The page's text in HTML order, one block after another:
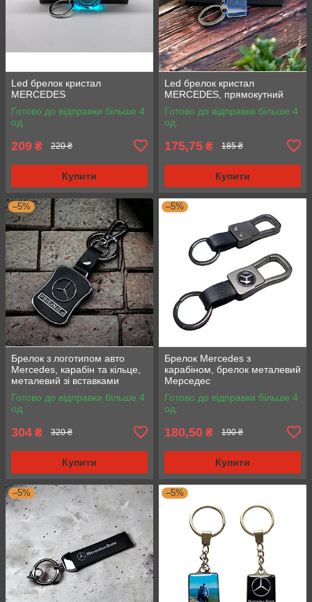
Led брелок кристал
MERCEDES
Готово до відправки більше 4
од.
209 ₴ 220 ₴
Купити
Led брелок кристал
MERCEDES, прямокутний
Готово до відправки більше 4
од.
175,75 ₴ 185 ₴
Купити
–5%
Брелок з логотипом авто
Mercedes, карабін та кільце,
металевий зі вставками
натуральної шкіри.
Готово до відправки більше 4
од.
304 ₴ 320 ₴
Купити
–5%
Брелок Mercedes з
карабіном, брелок металевий
Мерседес
Готово до відправки більше 4
од.
180,50 ₴ 190 ₴
Купити
–5% –5%